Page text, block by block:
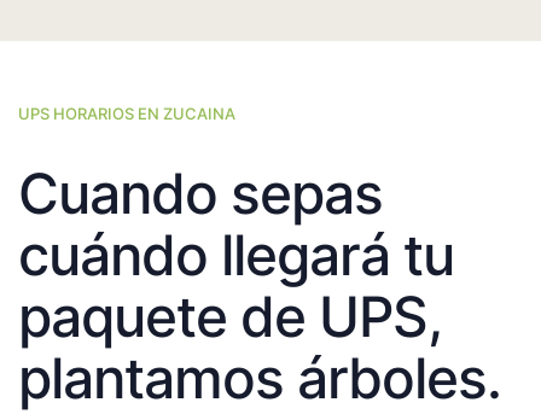
UPS HORARIOS EN ZUCAINA
Cuando sepas
cuándo llegará tu
paquete de UPS,
plantamos árboles.